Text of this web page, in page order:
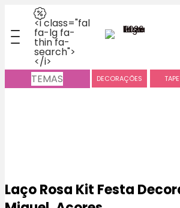
<i class="fal
fa-lg fa-
thin fa-
search">
</i>
TEMAS DECORAÇÕES
Laço Rosa Kit Festa